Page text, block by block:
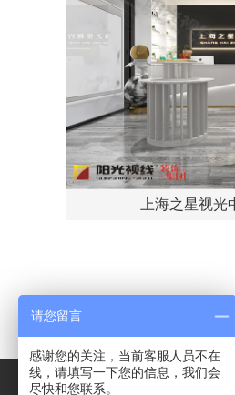
上海之星视光
首页 经
请您留言
感谢您的关注，当前客服人员不在
线，请填写一下您的信息，我们会
尽快和您联系。